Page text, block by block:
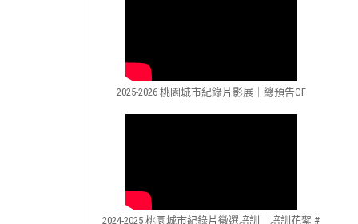
2025-2026 桃園城市紀錄片影展｜總預告CF
2024-2025 桃園城市紀錄片徵選培訓｜培訓花絮 #